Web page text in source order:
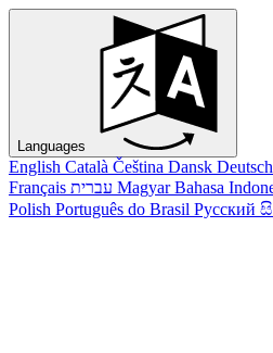
Languages
English Català Čeština Dansk Deutsch
Français עברית Magyar Bahasa
Polish Português do Brasil Русский